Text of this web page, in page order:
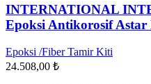
var.
Seçenekler
ürün
seçilebilir
INTERNATIONAL
Epoksi Antikorosif Astar
Epoksi /Fiber Tamir Kiti
24.508,00 ₺